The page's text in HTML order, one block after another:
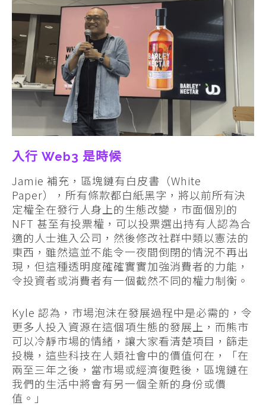
入行 Web3 是時候
Jamie 補充，區塊鏈有白皮書（White
Paper），所有條款都白紙黑字，將以前所有決
定權全在發行人身上的生態改變，市面個別的
NFT 甚至有投票權，可以投票選出持有人認為合
適的人士進入公司，然後修改社群中類以憲法的
東西，雖然這並不能令一夜間倒閉的情況不再出
現，但這種透明度確確實實加強消費者的力能，
令投資者或消費者有一個截然不同的權力制衡。
Kyle 認為，市場泡沫在發展過程中是必需的，令
更多人投入資源在這個項生態的發展上，而熊市
可以冷靜市場的情緒，讓大家看清楚項目，篩走
投機，這些科技在人類社會中的價值何在，「在
兩至三年之後，當市場或經濟復甦後，區塊鏈在
我們的生活中將會有另一個全新的身份或價
值。」